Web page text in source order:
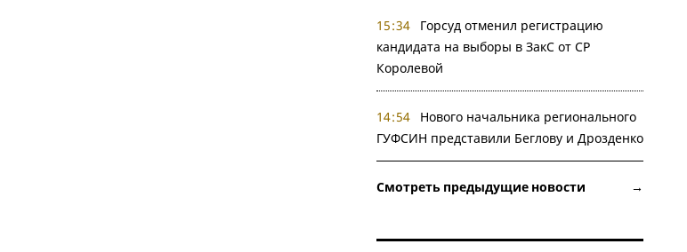
15:34
Горсуд отменил регистрацию
кандидата на выборы в ЗакС от СР
Королевой
14:54
Нового начальника регионального
ГУФСИН представили Беглову и Дрозденко
Смотреть предыдущие новости →